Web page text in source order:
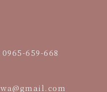
0965-659-668